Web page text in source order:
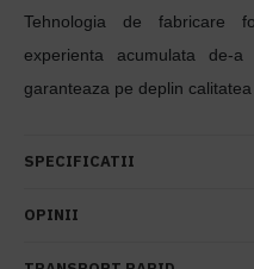
Tehnologia de fabricare
experienta acumulata de-
garanteaza pe deplin
SPECIFICATII
OPINII